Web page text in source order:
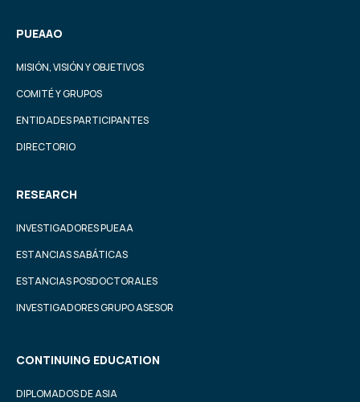
PUEAAO
MISIÓN, VISIÓN Y OBJETIVOS
COMITÉ Y GRUPOS
ENTIDADES PARTICIPANTES
DIRECTORIO
RESEARCH
INVESTIGADORES PUEAA
ESTANCIAS SABÁTICAS
ESTANCIAS POSDOCTORALES
INVESTIGADORES GRUPO ASESOR
CONTINUING EDUCATION
DIPLOMADOS DE ASIA